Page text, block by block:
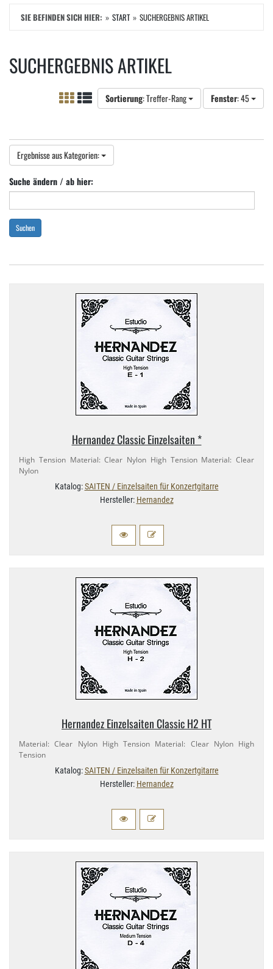
SIE BEFINDEN SICH HIER: START SUCHERGEBNIS ARTIKEL
SUCHERGEBNIS ARTIKEL
Sortierung: Treffer-Rang Fenster: 45
Ergebnisse aus Kategorien:
Suche ändern / ab hier:
Suchen
Hernandez Classic Einzelsaiten *
High Tension Material: Clear Nylon High Tension Material: Clear
Nylon
Katalog:SAITEN / Einzelsaiten für Konzertgitarre
Hersteller: Hernandez
Hernandez Einzelsaiten Classic H2 HT
Material: Clear Nylon High Tension Material: Clear Nylon High
Tension
Katalog:SAITEN / Einzelsaiten für Konzertgitarre
Hersteller: Hernandez